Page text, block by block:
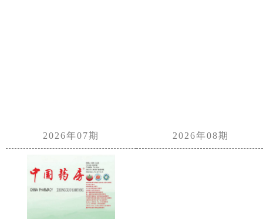
2026年07期 2026年08期